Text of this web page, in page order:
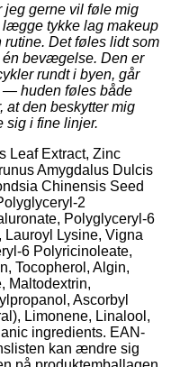
jeg gerne vil føle mig
lægge tykke lag makeup
Det føles lidt som
én bevægelse. Den er
rundt i byen, går
— huden føles både
at den beskytter mig
sig i fine linjer.
Leaf Extract, Zinc
Amygdalus Dulcis
Chinensis Seed
2
Polyglyceryl-6
Lauroyl Lysine, Vigna
6 Polyricinoleate,
Tocopherol, Algin,
Maltodextrin,
Ascorbyl
Limonene, Linalool,
ingredients. EAN-
kan ændre sig